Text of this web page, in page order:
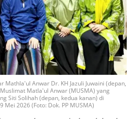
Mathla'ul Anwar Dr. KH Jazuli Juwaini (depan,
Matla'ul Anwar (MUSMA) yang
Siti Solihah (depan, kedua kanan) di
Mei 2026 (Foto: Dok. PP MUSMA)